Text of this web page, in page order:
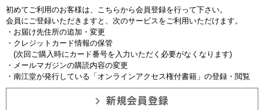
初めてご利用のお客様は、こちらから会員登録を行って下さい。
会員にご登録いただきますと、次のサービスをご利用いただけます。
・お届け先住所の追加・変更
・クレジットカード情報の保管
(次回ご購入時にカード番号を入力いただく必要がなくなります)
・メールマガジンの購読内容の変更
・南江堂が発行している「オンラインアクセス権付書籍」の登録・閲覧